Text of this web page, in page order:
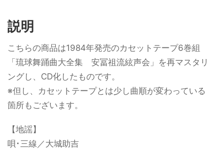
説明
こちらの商品は1984年発売のカセットテープ6巻組
「琉球舞踊曲大全集 安冨祖流絃声会」を再マスタリ
ングし、CD化したものです。
※但し、カセットテープとは少し曲順が変わっている
箇所もございます。
【地謡】
唄･三線／大城助吉